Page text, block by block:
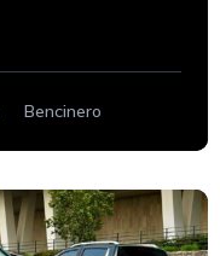
Bencinero